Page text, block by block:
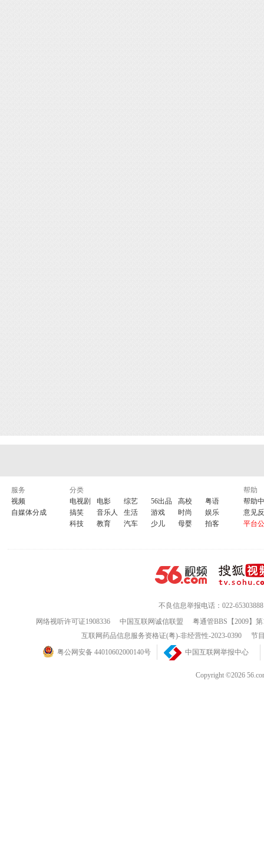
服务
视频
自媒体分成
分类
电视剧
电影 综艺 56出品 高校
粤语
搞笑
音乐人 生活 游戏 时尚
娱乐
科技
教育 汽车 少儿 母婴 拍客
帮助
帮助
意见
平台
不良信息举报电话：022-65303888
网络视听许可证1908336
中国互联网诚信联盟
粤通管BBS【2009】
互联网药品信息服务资格证(粤)-非经营性-2023-0390
节
粤公网安备 44010602000140号
中国互联网举报中心
Copyright ©2026